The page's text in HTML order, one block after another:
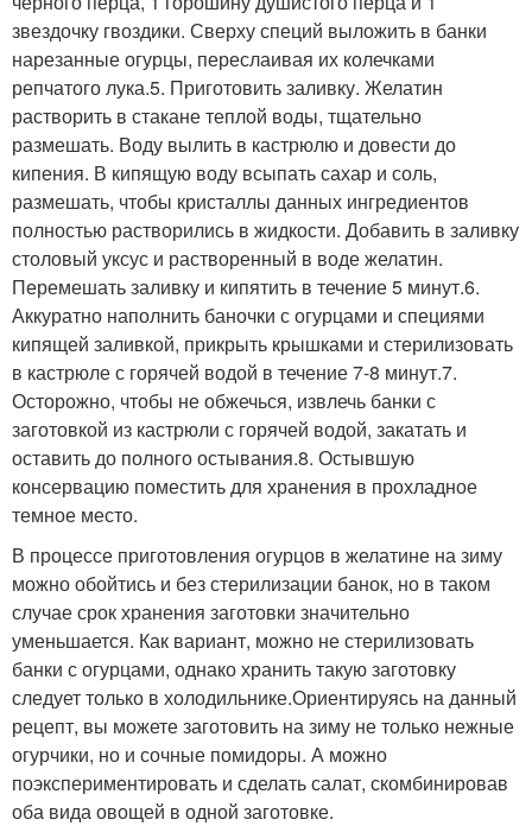
звездочку гвоздики. Сверху специй выложить в банки
нарезанные огурцы, переслаивая их колечками
репчатого лука.5. Приготовить заливку. Желатин
растворить в стакане теплой воды, тщательно
размешать. Воду вылить в кастрюлю и довести до
кипения. В кипящую воду всыпать сахар и соль,
размешать, чтобы кристаллы данных ингредиентов
полностью растворились в жидкости. Добавить в заливку
столовый уксус и растворенный в воде желатин.
Перемешать заливку и кипятить в течение 5 минут.6.
Аккуратно наполнить баночки с огурцами и специями
кипящей заливкой, прикрыть крышками и стерилизовать
в кастрюле с горячей водой в течение 7-8 минут.7.
Осторожно, чтобы не обжечься, извлечь банки с
заготовкой из кастрюли с горячей водой, закатать и
оставить до полного остывания.8. Остывшую
консервацию поместить для хранения в прохладное
темное место.
В процессе приготовления огурцов в желатине на зиму
можно обойтись и без стерилизации банок, но в таком
случае срок хранения заготовки значительно
уменьшается. Как вариант, можно не стерилизовать
банки с огурцами, однако хранить такую заготовку
следует только в холодильнике.Ориентируясь на данный
рецепт, вы можете заготовить на зиму не только нежные
огурчики, но и сочные помидоры. А можно
поэкспериментировать и сделать салат, скомбинировав
оба вида овощей в одной заготовке.